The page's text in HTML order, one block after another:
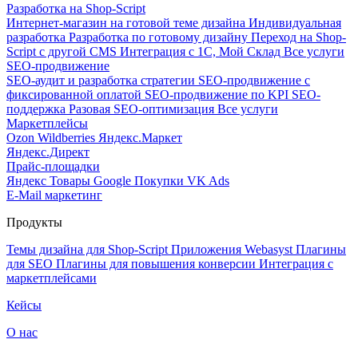
Разработка на Shop-Script
Интернет-магазин на готовой теме дизайна Индивидуальная
разработка Разработка по готовому дизайну Переход на Shop-
Script с другой CMS Интеграция с 1С, Мой Склад Все услуги
SEO-продвижение
SEO-аудит и разработка стратегии SEO-продвижение с
фиксированной оплатой SEO-продвижение по KPI SEO-
поддержка Разовая SEO-оптимизация Все услуги
Маркетплейсы
Ozon Wildberries Яндекс.Маркет
Яндекс.Директ
Прайс-площадки
Яндекс Товары Google Покупки VK Ads
E-Mail маркетинг
Продукты
Темы дизайна для Shop-Script Приложения Webasyst Плагины
для SEO Плагины для повышения конверсии Интеграция с
маркетплейсами
Кейсы
О нас